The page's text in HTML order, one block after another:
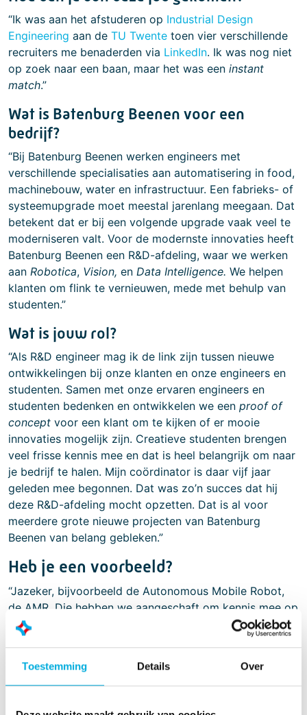
Toestemming Details Over
“Ik was aan het afstuderen op Industrial Design
Engineering aan de TU Twente toen vier verschillende
recruiters me benaderden via LinkedIn. Ik was nog niet
op zoek naar een baan, maar het was een instant
match.”
Wat is Batenburg Beenen voor een
bedrijf?
“Bij Batenburg Beenen werken engineers met
verschillende specialisaties aan automatisering in food,
machinebouw, water en infrastructuur. Een fabrieks- of
systeemupgrade moet meestal jarenlang meegaan. Dat
betekent dat er bij een volgende upgrade vaak veel te
moderniseren valt. Voor de modernste innovaties heeft
Batenburg Beenen een R&D-afdeling, waar we werken
aan Robotica, Vision, en Data Intelligence. We helpen
klanten om flink te vernieuwen, mede met behulp van
studenten.”
Wat is jouw rol?
“Als R&D engineer mag ik de link zijn tussen nieuwe
ontwikkelingen bij onze klanten en onze engineers en
studenten. Samen met onze ervaren engineers en
studenten bedenken en ontwikkelen we een proof of
concept voor een klant om te kijken of er mooie
innovaties mogelijk zijn. Creatieve studenten brengen
veel frisse kennis mee en dat is heel belangrijk om naar
je bedrijf te halen. Mijn coördinator is daar vijf jaar
geleden mee begonnen. Dat was zo’n succes dat hij
deze R&D-afdeling mocht opzetten. Dat is al voor
meerdere grote nieuwe projecten van Batenburg
Beenen van belang gebleken.”
Heb je een voorbeeld?
“Jazeker, bijvoorbeeld de Autonomous Mobile Robot,
de AMR. Die hebben we aangeschaft om kennis mee op
te doen. ‘Ronny’, zoals we hem noemen, kan in contact
staan met een fabriekssysteem en weet dan hoe hij zelf
Studenten hebben bij ons eentooltop
voor de robot
ontwikkeld met een lopende band die omhoog en